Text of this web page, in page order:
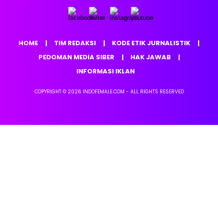
HOME TIM REDAKSI
KODE ETIK JURNALISTIK
PEDOMAN MEDIA SIBER
HAK JAWAB
INFORMASI IKLAN
COPYRIGHT © 2026 INDOFEMALE.COM - ALL RIGHTS RESERVED